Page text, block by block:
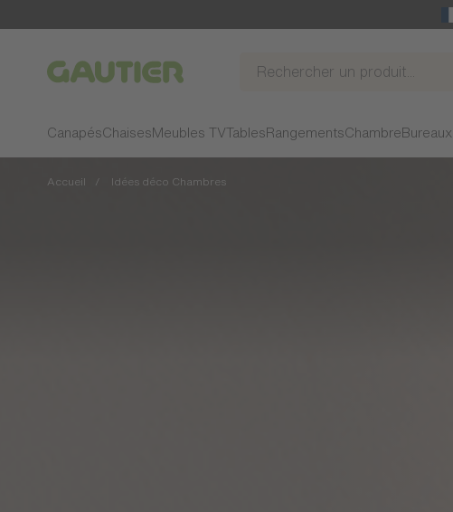
Gautier
CanapésChaises Meubles TVTables RangementsChambre Bureaux
Accueil Idées déco Chambres